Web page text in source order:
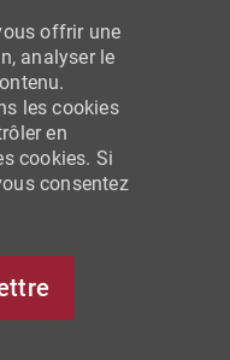
offrir une
analyser le
les cookies
en
cookies. Si
consentez